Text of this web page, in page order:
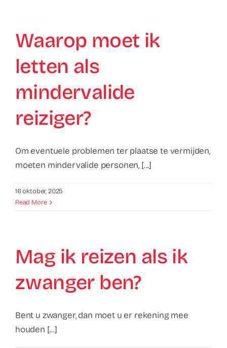
Waarop moet ik
letten als
mindervalide
reiziger?
Om eventuele problemen ter plaatse te vermijden,
moeten mindervalide personen, [...]
16 oktober, 2025
Read More
Mag ik reizen als ik
zwanger ben?
Bent u zwanger, dan moet u er rekening mee
houden [...]